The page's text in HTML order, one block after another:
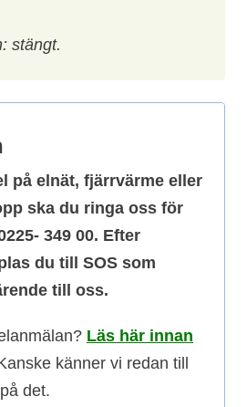
stängt.
på elnät, fjärrvärme eller
ska du ringa oss för
349 00. Efter
du till SOS som
till oss.
Läs här innan
känner vi redan till
det.